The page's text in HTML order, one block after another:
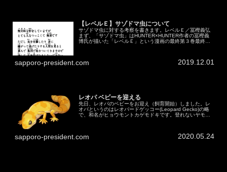
【レベルＥ】サゾドマ虫について
サゾドマ虫に対する考察を書きます。レベルＥ／冨樫義弘
まず、「サゾドマ虫」はHUNTER×HUNTER作者の冨樫義
博氏が描いた「レベルＥ」という漫画の最終第３巻最終話
sapporo-president.com 2019.12.01
レオパ ベビーを迎える
先日、レオパのベビーをお迎え（飼育開始）しました。レ
オパというのはレオパードゲッコー(Leopard Gecko)の略
で、和名がヒョウモントカゲモドキです。登れないヤモリ
sapporo-president.com 2020.05.24